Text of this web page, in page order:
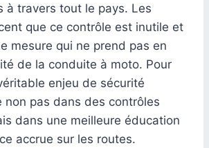
à travers tout le pays. Les
que ce contrôle est inutile et
mesure qui ne prend pas en
de la conduite à moto. Pour
enjeu de sécurité
non pas dans des contrôles
dans une meilleure éducation
accrue sur les routes.